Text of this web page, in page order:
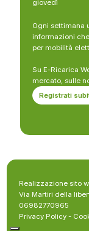
giovedì
Ogni settimana
informazioni
per mobilità
Su E-Ricarica
mercato, sulle
Registrati
Realizzazione sito
Via Martiri della
06982770965
Privacy Policy -